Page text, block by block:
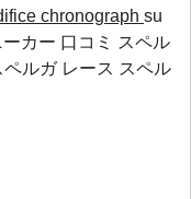
chronograph su
カー 口コミ スペル
ルガ レース スペル